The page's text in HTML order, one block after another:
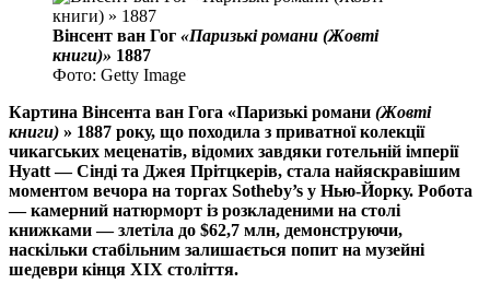
Вінсент ван Гог «Паризькі романи (Жовті
книги)» 1887
Фото: Getty Image
Картина Вінсента ван Гога «Паризькі романи (Жовті
книги) » 1887 року, що походила з приватної колекції
чикагських меценатів, відомих завдяки готельній імперії
Hyatt —Сінді та Джея Прітцкерів, стала найяскравішим
моментом вечора на торгах Sotheby’s у Нью-Йорку. Робота
— камерний натюрморт із розкладеними на столі
книжками — злетіла до $62,7 млн, демонструючи,
наскільки стабільним залишається попит на музейні
шедеври кінця XIX століття.